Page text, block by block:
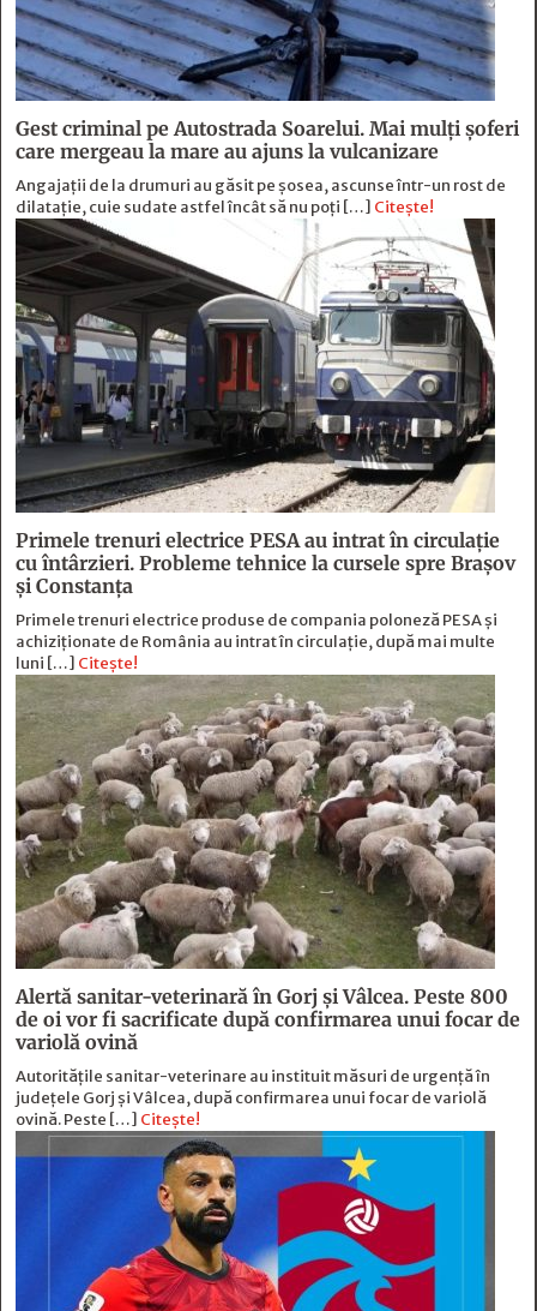
Gest criminal pe Autostrada Soarelui. Mai mulți șoferi
care mergeau la mare au ajuns la vulcanizare
Angajaţii de la drumuri au găsit pe şosea, ascunse într-un rost de
dilataţie, cuie sudate astfel încât să nu poţi […] Citește!
Primele trenuri electrice PESA au intrat în circulație
cu întârzieri. Probleme tehnice la cursele spre Brașov
și Constanța
Primele trenuri electrice produse de compania poloneză PESA și
achiziționate de România au intrat în circulație, după mai multe
luni […] Citește!
Alertă sanitar-veterinară în Gorj și Vâlcea. Peste 800
de oi vor fi sacrificate după confirmarea unui focar de
variolă ovină
Autoritățile sanitar-veterinare au instituit măsuri de urgență în
județele Gorj și Vâlcea, după confirmarea unui focar de variolă
ovină. Peste […] Citește!